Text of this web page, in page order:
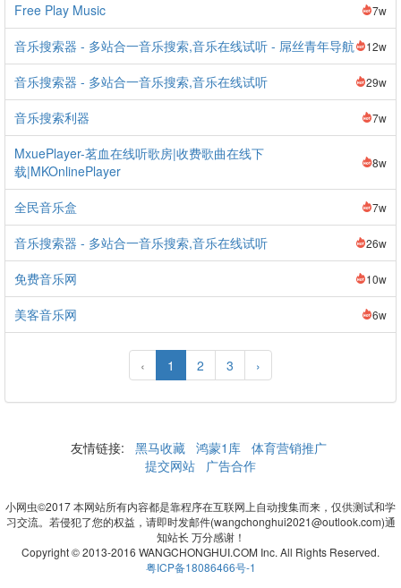
Free Play Music 7w
音乐搜索器 - 多站合一音乐搜索,音乐在线试听 - 屌丝青年导航 12w
音乐搜索器 - 多站合一音乐搜索,音乐在线试听 29w
音乐搜索利器 7w
MxuePlayer-茗血在线听歌房|收费歌曲在线下
载|MKOnlinePlayer
8w
全民音乐盒 7w
音乐搜索器 - 多站合一音乐搜索,音乐在线试听 26w
免费音乐网 10w
美客音乐网 6w
‹ 1 2 3 ›
友情链接: 黑马收藏 鸿蒙1库 体育营销推广
提交网站
广告合作
小网虫©2017 本网站所有内容都是靠程序在互联网上自动搜集而来，仅供测试和学
习交流。若侵犯了您的权益，请即时发邮件(wangchonghui2021@outlook.com)通
知站长 万分感谢！
Copyright © 2013-2016 WANGCHONGHUI.COM Inc. All Rights Reserved.
粤ICP备18086466号-1